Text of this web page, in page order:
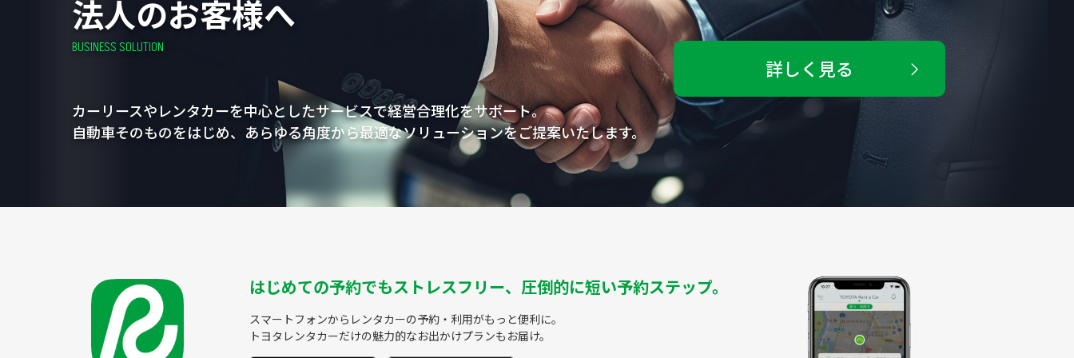
法人のお客様へ
BUSINESS SOLUTION
カーリースやレンタカーを中心としたサービスで経営合理化をサポート。
自動車そのものをはじめ、あらゆる角度から最適なソリューションをご提案いたします。
詳しく見る
はじめての予約でもストレスフリー、圧倒的に短い予約ステップ。
スマートフォンからレンタカーの予約・利用がもっと便利に。
トヨタレンタカーだけの魅力的なお出かけプランもお届け。